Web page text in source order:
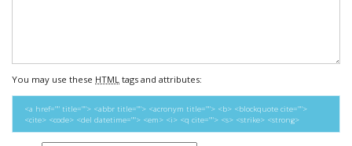
You may use these HTML tags and attributes:
<a href="" title=""> <abbr title=""> <acronym title=""> <b> <blockquote cite="">
<cite> <code> <del datetime=""> <em> <i> <q cite=""> <s> <strike> <strong>